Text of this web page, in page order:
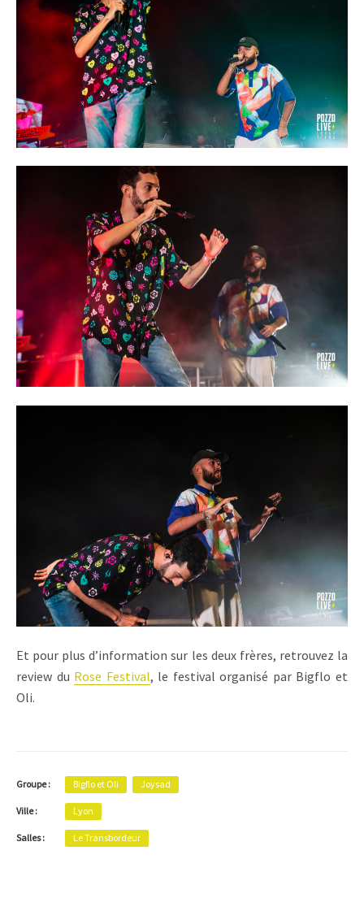
Et pour plus d’information sur les deux frères, retrouvez la
review du Rose Festival, le festival organisé par Bigflo et
Oli.
Groupe : Bigflo et Oli Joysad
Ville : Lyon
Salles : Le Transbordeur